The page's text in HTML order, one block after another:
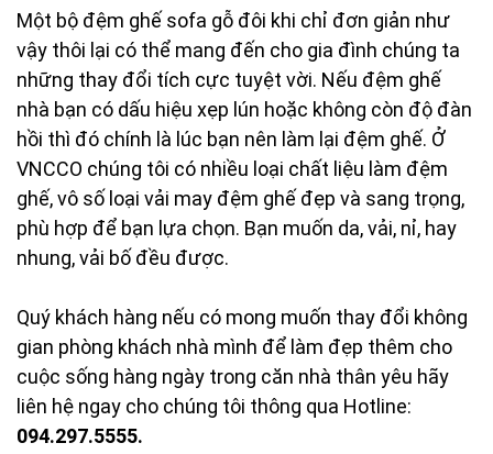
Một bộ đệm ghế sofa gỗ đôi khi chỉ đơn giản như
vậy thôi lại có thể mang đến cho gia đình chúng ta
những thay đổi tích cực tuyệt vời. Nếu đệm ghế
nhà bạn có dấu hiệu xẹp lún hoặc không còn độ đàn
hồi thì đó chính là lúc bạn nên làm lại đệm ghế. Ở
VNCCO chúng tôi có nhiều loại chất liệu làm đệm
ghế, vô số loại vải may đệm ghế đẹp và sang trọng,
phù hợp để bạn lựa chọn. Bạn muốn da, vải, nỉ, hay
nhung, vải bố đều được.
Quý khách hàng nếu có mong muốn thay đổi không
gian phòng khách nhà mình để làm đẹp thêm cho
cuộc sống hàng ngày trong căn nhà thân yêu hãy
liên hệ ngay cho chúng tôi thông qua Hotline:
094.297.5555.